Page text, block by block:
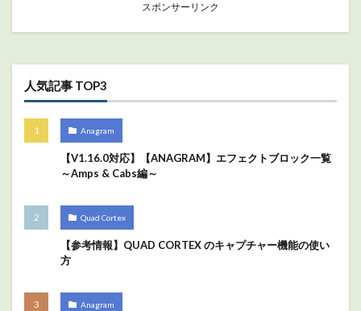
スポンサーリンク
人気記事 TOP3
Anagram
【V1.16.0対応】【ANAGRAM】エフェクトブロック一覧
～Amps & Cabs編～
Quad Cortex
【参考情報】QUAD CORTEX のキャプチャー機能の使い
方
Anagram